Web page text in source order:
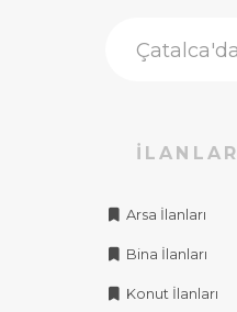
İLANLAR
Arsa İlanları
Bina İlanları
Konut İlanları